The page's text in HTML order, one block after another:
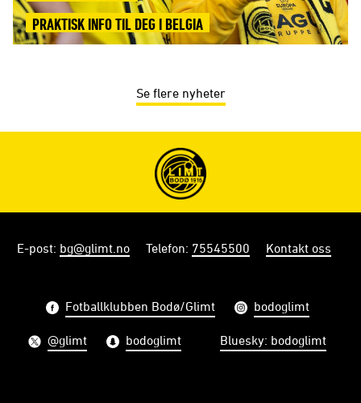
PRAKTISK INFO TIL DEG I BELGIA
Se flere nyheter
E-post: bg@glimt.no Telefon: 75545500 Kontakt oss
Fotballklubben Bodø/Glimt bodoglimt
@glimt bodoglimt Bluesky: bodoglimt